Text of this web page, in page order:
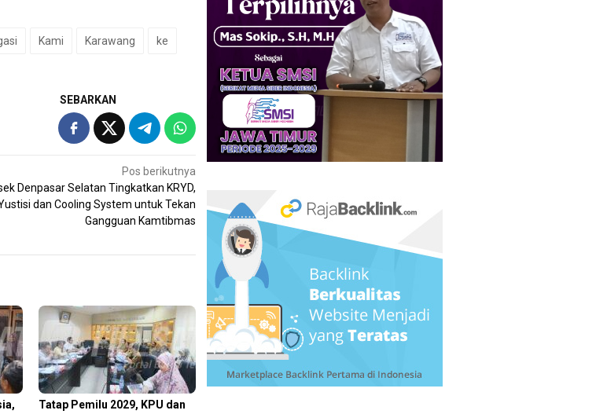
Kami Karawang ke
SEBARKAN
Pos berikutnya
Denpasar Selatan Tingkatkan KRYD,
dan Cooling System untuk Tekan
Gangguan Kamtibmas
Tatap Pemilu 2029, KPU dan